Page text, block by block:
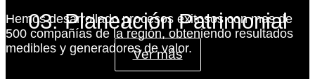
03. Planeación Patrimonial
Ver más
Hemos desarrollado procesos exitosos con mas de
500 compañías de la región, obteniendo resultados
medibles y generadores de valor.